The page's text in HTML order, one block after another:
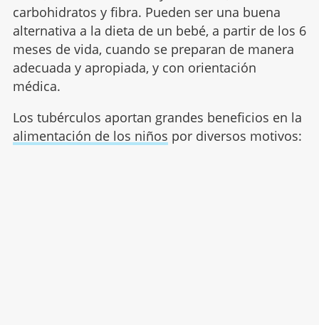
carbohidratos y fibra. Pueden ser una buena
alternativa a la dieta de un bebé, a partir de los 6
meses de vida, cuando se preparan de manera
adecuada y apropiada, y con orientación
médica.
Los tubérculos aportan grandes beneficios en la
alimentación de los niños por diversos motivos: